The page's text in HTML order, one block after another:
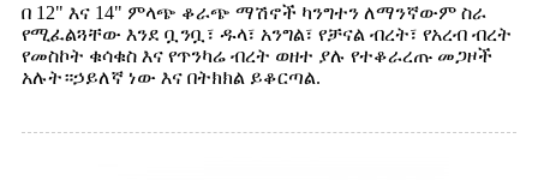
በ 12" እና 14" ምላጭ ቆራጭ ማሽኖች ካንግተን ለማንኛውም ስራ
የሚፈልጓቸው እንደ ቧንቧ፣ ዱላ፣ አንግል፣ የቻናል ብረት፣ የአረብ ብረት
የመስኮት ቁሳቁስ እና የጥንካሬ ብረት ወዘተ ያሉ የተቆራረጡ መጋዞች
አሉት።ኃይለኛ ነው እና በትክክል ይቆርጣል.